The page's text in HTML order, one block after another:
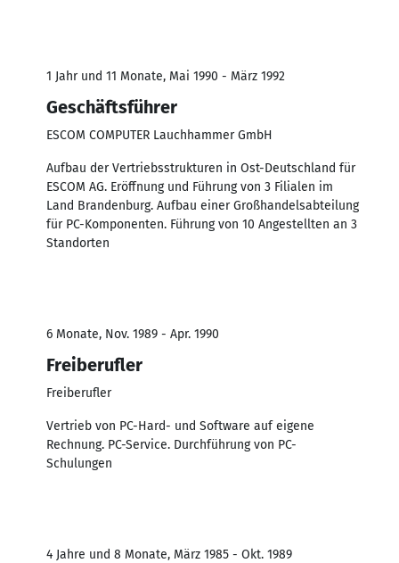
1 Jahr und 11 Monate, Mai 1990 - März 1992
Geschäftsführer
ESCOM COMPUTER Lauchhammer GmbH
Aufbau der Vertriebsstrukturen in Ost-Deutschland für
ESCOM AG. Eröffnung und Führung von 3 Filialen im
Land Brandenburg. Aufbau einer Großhandelsabteilung
für PC-Komponenten. Führung von 10 Angestellten an 3
Standorten
6 Monate, Nov. 1989 - Apr. 1990
Freiberufler
Freiberufler
Vertrieb von PC-Hard- und Software auf eigene
Rechnung. PC-Service. Durchführung von PC-
Schulungen
4 Jahre und 8 Monate, März 1985 - Okt. 1989